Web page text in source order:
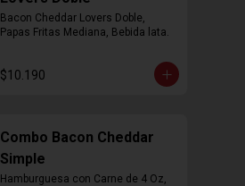
Bacon Cheddar Lovers Doble,
Papas Fritas Mediana, Bebida lata.
$10.190
Combo Bacon Cheddar
Simple
Hamburguesa con Carne de 4 Oz,